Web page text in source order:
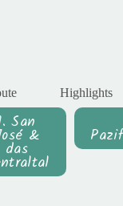
Highlights
San
&
das